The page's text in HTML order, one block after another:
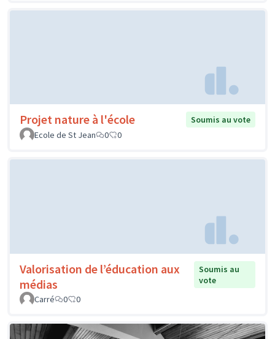
Projet nature à l'école
Soumis au vote
Ecole de St Jean
0 0
Valorisation de l’éducation aux
médias
Soumis au
vote
Carré
0 0